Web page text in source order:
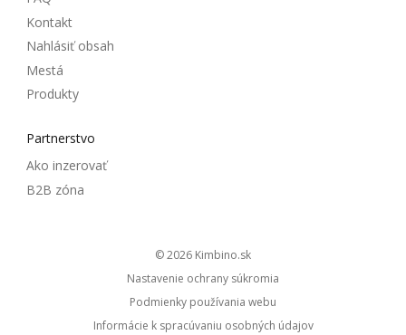
Kontakt
Nahlásiť obsah
Mestá
Produkty
Partnerstvo
Ako inzerovať
B2B zóna
© 2026
kimbino.sk
Nastavenie ochrany súkromia
Podmienky používania webu
Informácie k spracúvaniu osobných údajov